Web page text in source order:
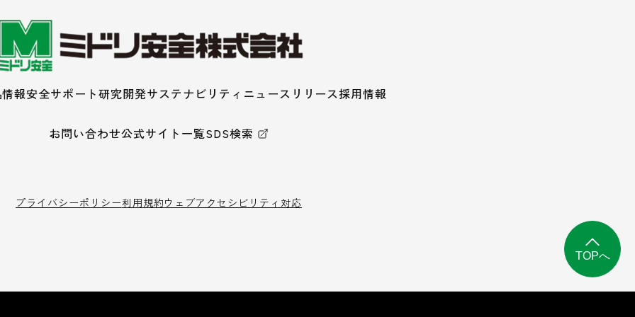
報安全サポート研究開発サステナビリティ ニュースリリース採用情報
お問い合わせ公式サイト一覧SDS検索
プライバシーポリシー利用規約ウェブアクセシビリティ対応
TOPへ